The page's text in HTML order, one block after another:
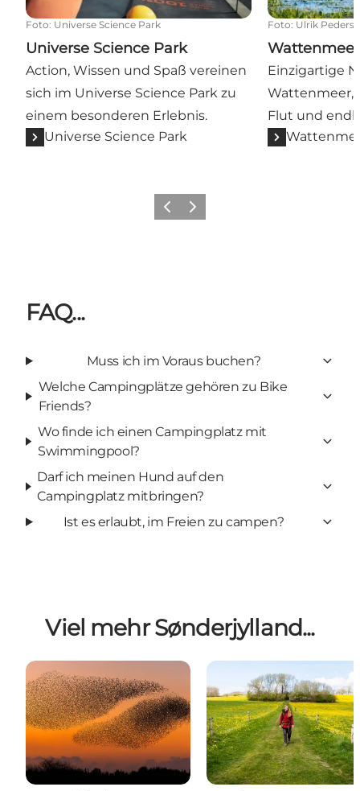
Foto: Universe Science Park
Universe Science Park
Action, Wissen und Spaß vereinen
sich im Universe Science Park zu
einem besonderen Erlebnis.
Universe Science Park
Foto: Ulrik
Wattenmeer
Einzigartige
Wattenmeer,
Flut und
ZurückWeiter
FAQ...
Muss ich im Voraus buchen?
Welche Campingplätze gehören zu Bike
Friends?
Wo finde ich einen Campingplatz mit
Swimmingpool?
Darf ich meinen Hund auf den
Campingplatz mitbringen?
Ist es erlaubt, im Freien zu campen?
Viel mehr Sønderjylland...